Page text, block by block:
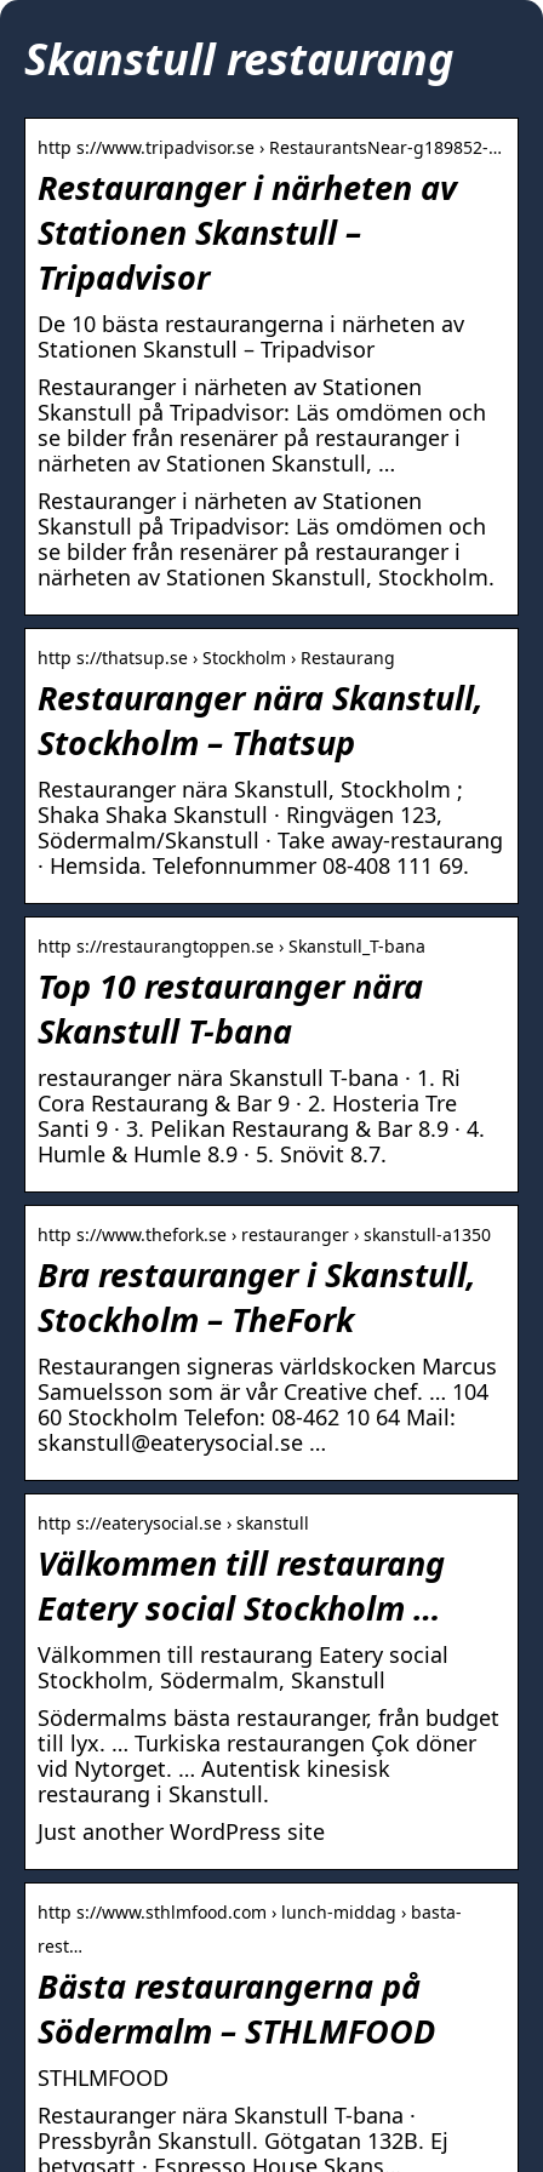
Skanstull restaurang
http s://www.tripadvisor.se › RestaurantsNear-g189852-…
Restauranger i närheten av
Stationen Skanstull –
Tripadvisor
De 10 bästa restaurangerna i närheten av
Stationen Skanstull – Tripadvisor
Restauranger i närheten av Stationen
Skanstull på Tripadvisor: Läs omdömen och
se bilder från resenärer på restauranger i
närheten av Stationen Skanstull, …
Restauranger i närheten av Stationen
Skanstull på Tripadvisor: Läs omdömen och
se bilder från resenärer på restauranger i
närheten av Stationen Skanstull, Stockholm.
http s://thatsup.se › Stockholm › Restaurang
Restauranger nära Skanstull,
Stockholm – Thatsup
Restauranger nära Skanstull, Stockholm ;
Shaka Shaka Skanstull · Ringvägen 123,
Södermalm/Skanstull · Take away-restaurang
· Hemsida. Telefonnummer 08-408 111 69.
http s://restaurangtoppen.se › Skanstull_T-bana
Top 10 restauranger nära
Skanstull T-bana
restauranger nära Skanstull T-bana · 1. Ri
Cora Restaurang & Bar 9 · 2. Hosteria Tre
Santi 9 · 3. Pelikan Restaurang & Bar 8.9 · 4.
Humle & Humle 8.9 · 5. Snövit 8.7.
http s://www.thefork.se › restauranger › skanstull-a1350
Bra restauranger i Skanstull,
Stockholm – TheFork
Restaurangen signeras världskocken Marcus
Samuelsson som är vår Creative chef. … 104
60 Stockholm Telefon: 08-462 10 64 Mail:
skanstull@eaterysocial.se …
http s://eaterysocial.se › skanstull
Välkommen till restaurang
Eatery social Stockholm …
Välkommen till restaurang Eatery social
Stockholm, Södermalm, Skanstull
Södermalms bästa restauranger, från budget
till lyx. … Turkiska restaurangen Çok döner
vid Nytorget. … Autentisk kinesisk
restaurang i Skanstull.
Just another WordPress site
http s://www.sthlmfood.com › lunch-middag › basta-
rest…
Bästa restaurangerna på
Södermalm – STHLMFOOD
STHLMFOOD
Restauranger nära Skanstull T-bana ·
Pressbyrån Skanstull. Götgatan 132B. Ej